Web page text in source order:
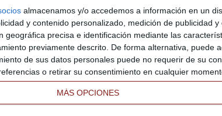
almacenamos y/o accedemos a información en un
y contenido personalizado, medición de publicidad
geográfica precisa e identificación mediante las
previamente descrito. De forma alternativa,
de sus datos personales puede no requerir de su
o retirar su consentimiento en cualquier
MÁS OPCIONES